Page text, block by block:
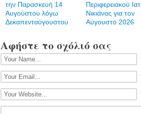
την Παρασκευή 14
Αυγούστου λόγω
Δεκαπενταύγουστου
Περιφερειακού
Νικιάνας για τον
Αύγουστο 2026
Αφήστε το σχόλιό σας